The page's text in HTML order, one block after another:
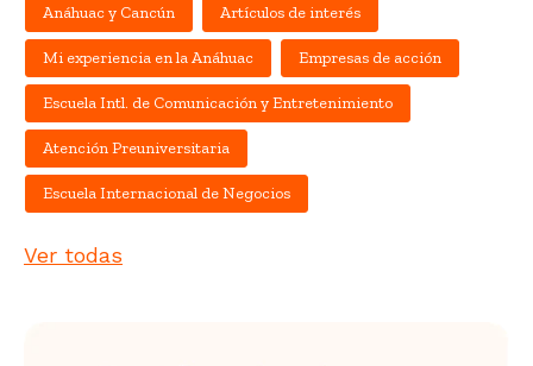
Anáhuac y Cancún Artículos de interés
Mi experiencia en la Anáhuac Empresas de acción
Escuela Intl. de Comunicación y Entretenimiento
Atención Preuniversitaria
Escuela Internacional de Negocios
Ver todas